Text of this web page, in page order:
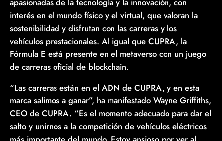
interés en el mundo físico y el virtual, que valoran la
sostenibilidad y disfrutan con las carreras y los
vehículos prestacionales. Al igual que CUPRA, la
Fórmula E está presente en el metaverso con un juego
de carreras oficial de blockchain.
“Las carreras están en el ADN de CUPRA, y en esta
marca salimos a ganar”, ha manifestado Wayne Griffiths,
CEO de CUPRA. “Es el momento adecuado para dar el
salto y unirnos a la competición de vehículos eléctricos